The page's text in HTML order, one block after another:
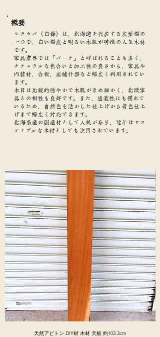
​概要
シラカバ（白樺）は、北海道を代表する広葉樹の
一つで、白い樹皮と明るい木肌が特徴の人気木材
です。
家具業界では「バーチ」と呼ばれることも多く、
ナチュラルな色合いと加工性の良さから、家具や
内装材、合板、店舗什器など幅広く利用されてい
ます。
木目は比較的穏やかで木肌がきめ細かく、北欧家
具との相性も良好です。また、塗装性にも優れて
いるため、自然色を活かした仕上げから着色仕上
げまで幅広く対応できます。
北海道産の国産材として人気があり、近年はサス
テナブルな木材としても注目されています。
天然アピトン DIY材 木材 天板 約103.3cm